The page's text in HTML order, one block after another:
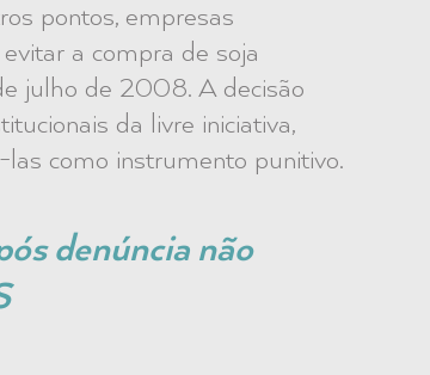
pontos, empresas
a compra de soja
julho de 2008. A decisão
da livre iniciativa,
como instrumento punitivo.
denúncia não